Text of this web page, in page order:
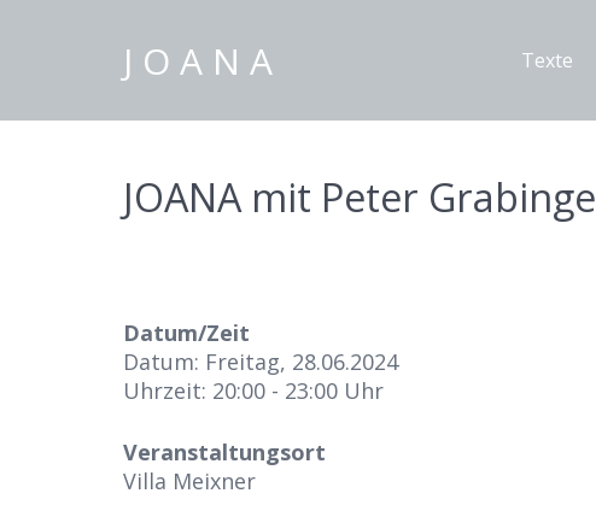
J O A N A Texte
JOANA mit Peter
Datum/Zeit
Datum: Freitag, 28.06.2024
Uhrzeit: 20:00 - 23:00 Uhr
Veranstaltungsort
Villa Meixner